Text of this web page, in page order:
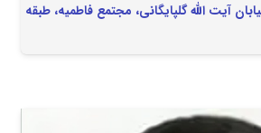
آیت الله گلپایگانی، مجتمع فاطمیه، طبقه